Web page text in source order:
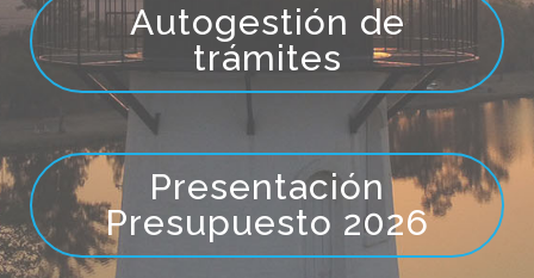
Autogestión de
trámites
Presentación
Presupuesto 2026